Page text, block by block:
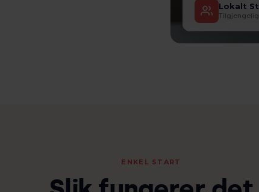
Lokalt
ENKEL START